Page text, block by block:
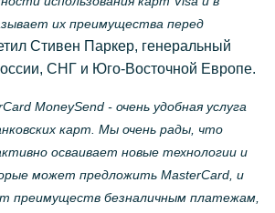
их преимущества перед
Стивен Паркер, генеральный
СНГ и Юго-Восточной Европе.
MoneySend - очень удобная услуга
карт. Мы очень рады, что
осваивает новые технологии и
может предложить MasterCard, и
преимуществ безналичным платежам,